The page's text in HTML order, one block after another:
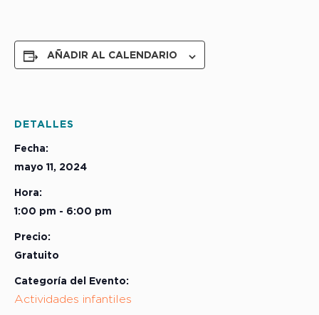
AÑADIR AL CALENDARIO
DETALLES
Fecha:
mayo 11, 2024
Hora:
1:00 pm - 6:00 pm
Precio:
Gratuito
Categoría del Evento:
Actividades infantiles